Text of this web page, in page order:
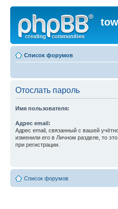
Список форумов
Отослать пароль
Имя пользователя:
Адрес email:
Адрес email, связанный с вашей
изменили его в Личном разделе, то
при регистрации.
Список форумов